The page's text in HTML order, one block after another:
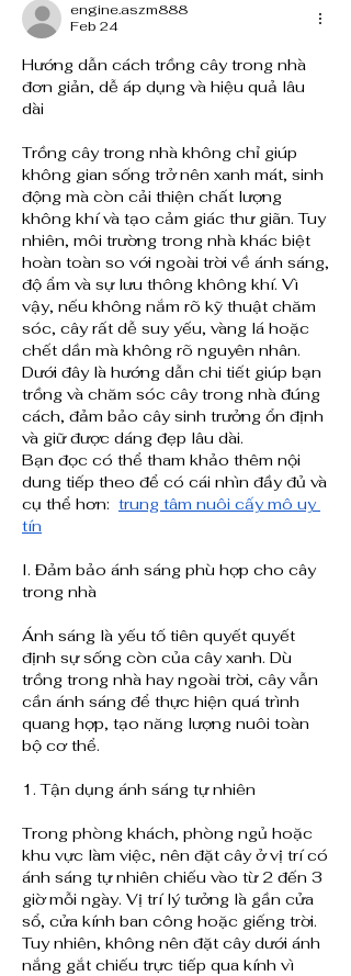
engine.aszm888
Feb 24
Hướng dẫn cách trồng cây trong nhà
đơn giản, dễ áp dụng và hiệu quả lâu
dài
Trồng cây trong nhà không chỉ giúp
không gian sống trở nên xanh mát, sinh
động mà còn cải thiện chất lượng
không khí và tạo cảm giác thư giãn. Tuy
nhiên, môi trường trong nhà khác biệt
hoàn toàn so với ngoài trời về ánh sáng,
độ ẩm và sự lưu thông không khí. Vì
vậy, nếu không nắm rõ kỹ thuật chăm
sóc, cây rất dễ suy yếu, vàng lá hoặc
chết dần mà không rõ nguyên nhân.
Dưới đây là hướng dẫn chi tiết giúp bạn
trồng và chăm sóc cây trong nhà đúng
cách, đảm bảo cây sinh trưởng ổn định
và giữ được dáng đẹp lâu dài.
Bạn đọc có thể tham khảo thêm nội
dung tiếp theo để có cái nhìn đầy đủ và
cụ thể hơn: trung tâm nuôi cấy mô uy
tín
I. Đảm bảo ánh sáng phù hợp cho cây
trong nhà
Ánh sáng là yếu tố tiên quyết quyết
định sự sống còn của cây xanh. Dù
trồng trong nhà hay ngoài trời, cây vẫn
cần ánh sáng để thực hiện quá trình
quang hợp, tạo năng lượng nuôi toàn
bộ cơ thể.
1. Tận dụng ánh sáng tự nhiên
Trong phòng khách, phòng ngủ hoặc
khu vực làm việc, nên đặt cây ở vị trí có
ánh sáng tự nhiên chiếu vào từ 2 đến 3
giờ mỗi ngày. Vị trí lý tưởng là gần cửa
sổ, cửa kính ban công hoặc giếng trời.
Tuy nhiên, không nên đặt cây dưới ánh
nắng gắt chiếu trực tiếp qua kính vì